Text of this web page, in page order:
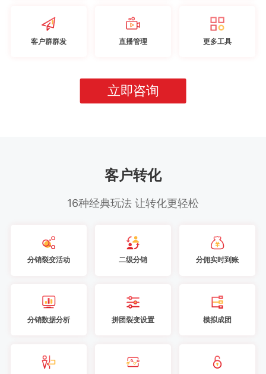
客户群群发 直播管理 更多工具
立即咨询
客户转化
16种经典玩法 让转化更轻松
分销裂变活动 二级分销 分佣实时到账
分销数据分析 拼团裂变设置 模拟成团